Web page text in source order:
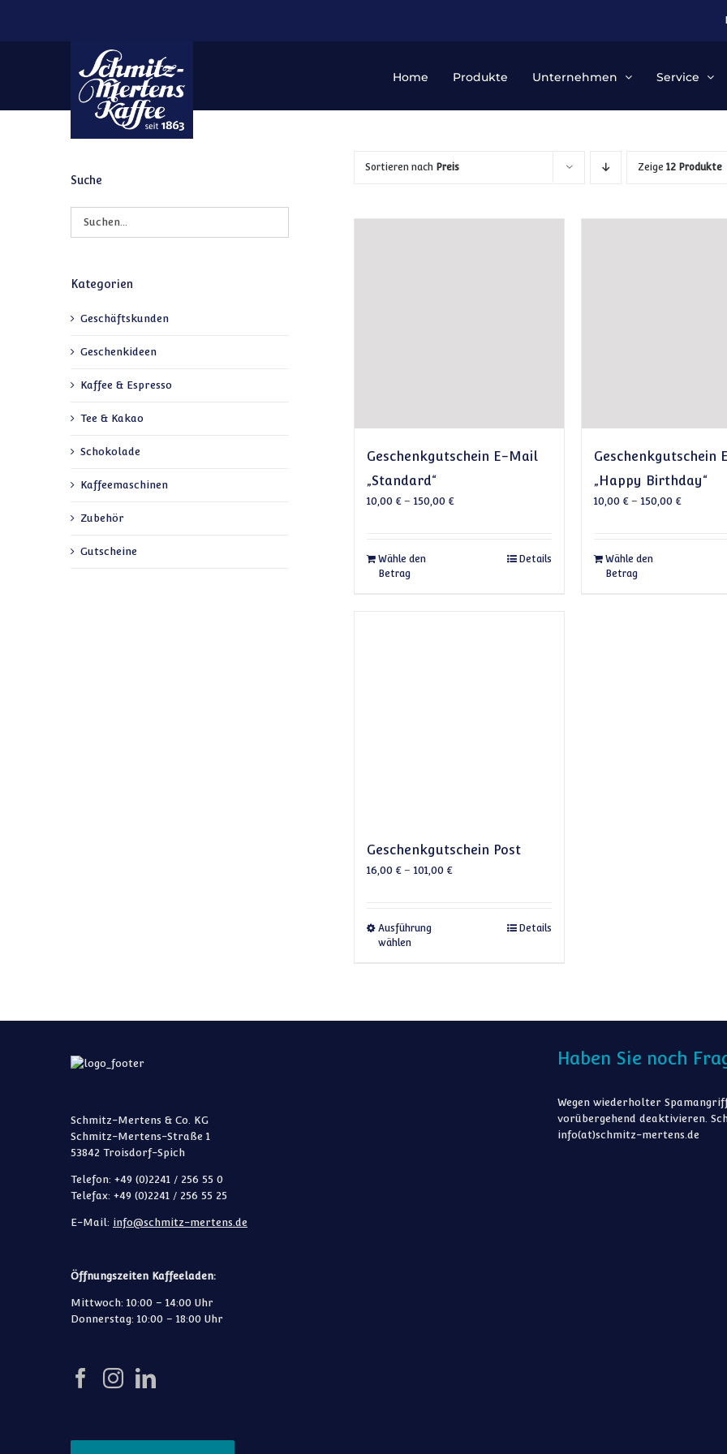
Home Produkte Unternehmen Service
Sortieren nach Preis Zeige12 Produkte
Geschenkgutschein E-Mail
„Standard“
10,00€–150,00€
Wähle den
Betrag
Dieses Produkt weist mehrere Varianten auf. Die
Details
Geschenkgutschein
„Happy Birthday“
10,00€–150,00€
Wähle den
Betrag
Geschenkgutschein Post
16,00€–101,00€
Ausführung
wählen
Dieses Produkt weist mehrere Varianten auf. Die
Details
Suche
Kategorien
Geschäftskunden
Geschenkideen
Kaffee & Espresso
Tee & Kakao
Schokolade
Kaffeemaschinen
Zubehör
Gutscheine
Schmitz-Mertens & Co. KG
Schmitz-Mertens-Straße 1
53842 Troisdorf-Spich
Telefon: +49 (0)2241 / 256 55 0
Telefax: +49 (0)2241 / 256 55 25
E-Mail: info@schmitz-mertens.de
Öffnungszeiten Kaffeeladen:
Mittwoch: 10:00 – 14:00 Uhr
Donnerstag: 10:00 – 18:00 Uhr
Haben Sie noch
Wegen wiederholter
vorübergehend deaktivieren.
info(at)schmitz-mertens.de